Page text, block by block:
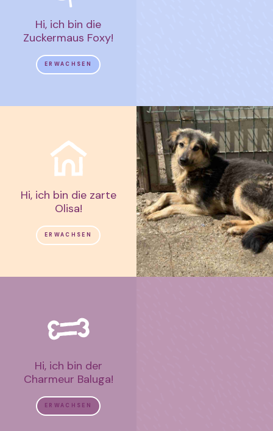
Hi, ich bin die
Zuckermaus Foxy!
ERWACHSEN
Hi, ich bin die zarte
Olisa!
ERWACHSEN
Hi, ich bin der
Charmeur Baluga!
ERWACHSEN